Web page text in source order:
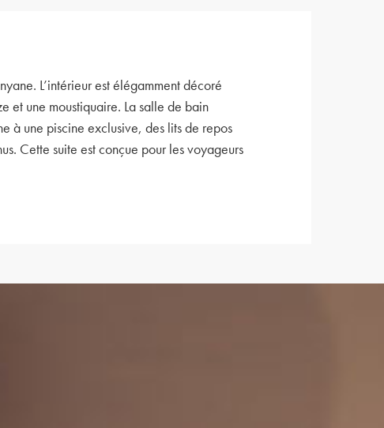
L’intérieur est élégamment décoré
et une moustiquaire. La salle de bain
à une piscine exclusive, des lits de repos
Cette suite est conçue pour les voyageurs